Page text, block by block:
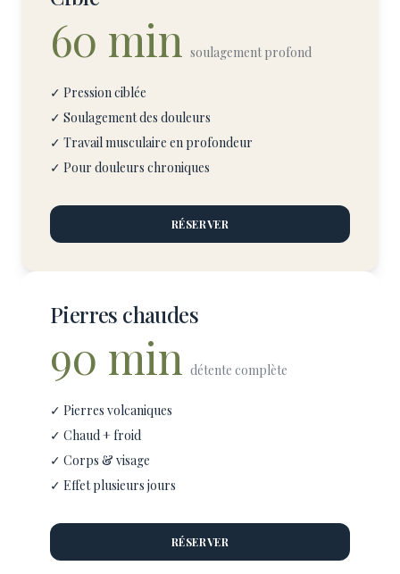
60 min soulagement profond
✓ Pression ciblée
✓ Soulagement des douleurs
✓ Travail musculaire en profondeur
✓ Pour douleurs chroniques
RÉSERVER
Pierres chaudes
90 min détente complète
✓ Pierres volcaniques
✓ Chaud + froid
✓ Corps & visage
✓ Effet plusieurs jours
RÉSERVER